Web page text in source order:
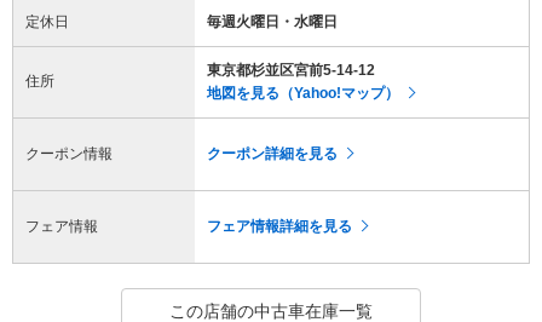
定休日 毎週火曜日・水曜日
住所
東京都杉並区宮前5-14-12
地図を見る（Yahoo!マップ）
クーポン情報 クーポン詳細を見る
フェア情報 フェア情報詳細を見る
この店舗の中古車在庫一覧